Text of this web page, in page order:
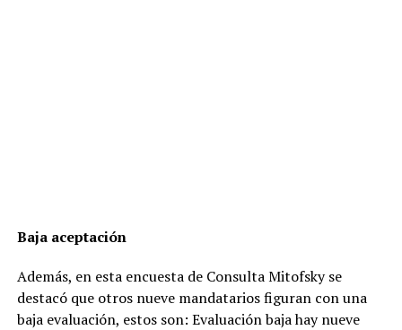
Baja aceptación
Además, en esta encuesta de Consulta Mitofsky se
destacó que otros nueve mandatarios figuran con una
baja evaluación, estos son: Evaluación baja hay nueve